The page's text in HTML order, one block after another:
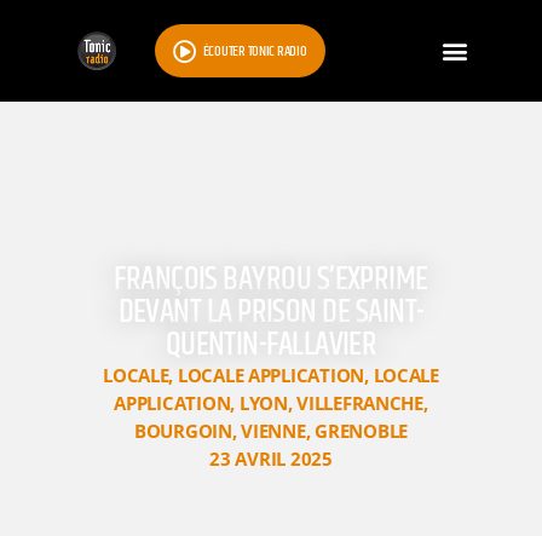
ÉCOUTER TONIC RADIO
FRANÇOIS BAYROU S’EXPRIME
DEVANT LA PRISON DE SAINT-
QUENTIN-FALLAVIER
LOCALE, LOCALE APPLICATION, LOCALE
APPLICATION, LYON,VILLEFRANCHE,
BOURGOIN,VIENNE,GRENOBLE
23 AVRIL 2025